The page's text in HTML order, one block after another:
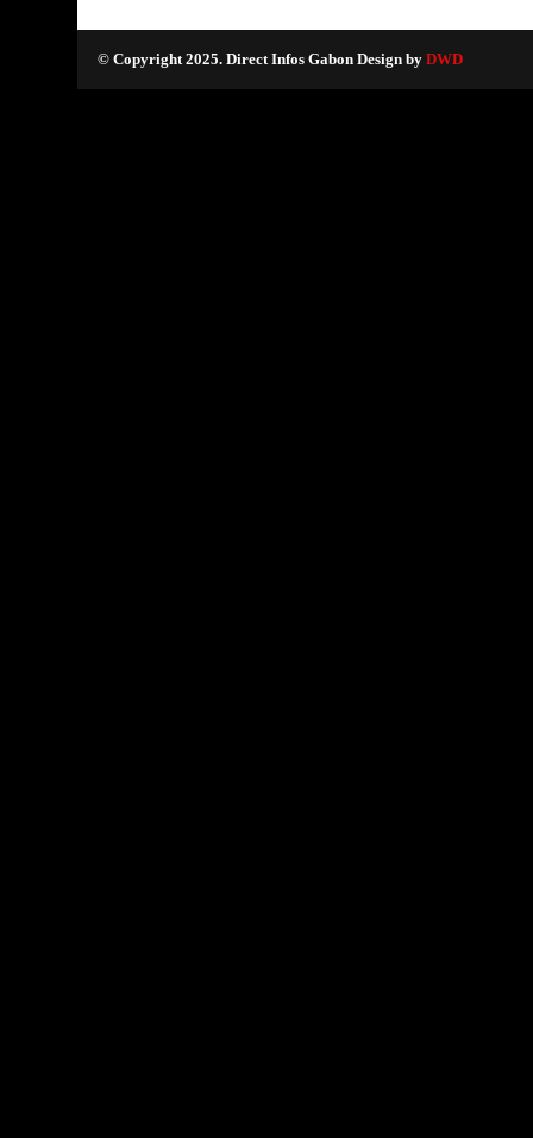
© Copyright 2025. Direct Infos Gabon Design by DWD